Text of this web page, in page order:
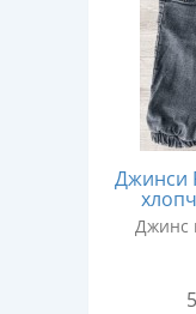
Джинси
Джинс